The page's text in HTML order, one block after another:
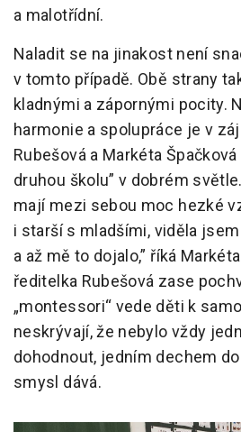
a malotřídní.
Naladit se na jinakost není
v tomto případě. Obě strany
kladnými a zápornými pocity.
harmonie a spolupráce je v
Rubešová a Markéta
druhou školu” v dobrém
mají mezi sebou moc hezké
i starší s mladšími, viděla
a až mě to dojalo,” říká
ředitelka Rubešová zase
„montessori“ vede děti k
neskrývají, že nebylo vždy
dohodnout, jedním dechem
smysl dává.